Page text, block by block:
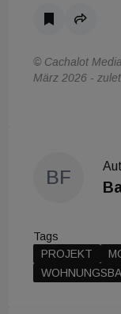
© Cachalot
März 2026 -
BF
Tags
PROJEKT